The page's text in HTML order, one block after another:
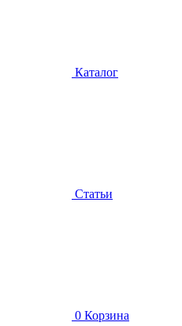
Каталог
Статьи
0 Корзина